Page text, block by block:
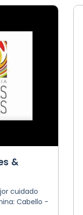
&
cuidado
Cabello -